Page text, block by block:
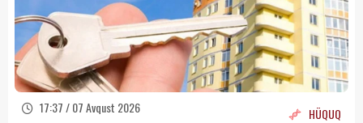
17:37 / 07 Avqust 2026 HÜQUQ